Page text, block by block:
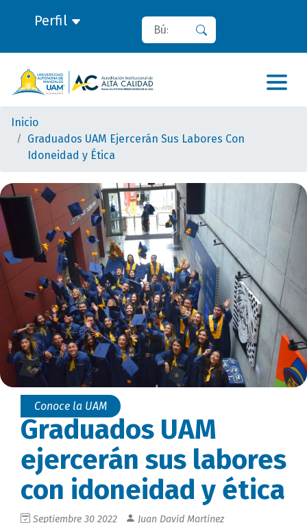
Perfil Buscar
Inicio
Graduados UAM Ejercerán Sus Labores Con
Idoneidad y Ética
Conoce la UAM
Graduados UAM
ejercerán sus labores
con idoneidad y ética
Septiembre 30 2022
Juan David Martinez